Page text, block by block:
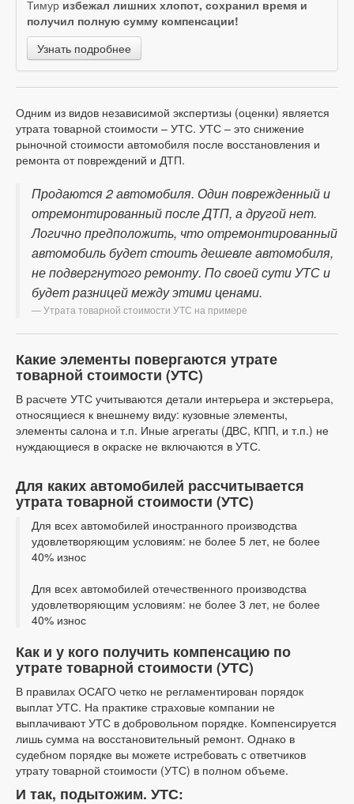
Тимур избежал лишних хлопот, сохранил время и
получил полную сумму компенсации!
Узнать подробнее
Одним из видов независимой экспертизы (оценки) является
утрата товарной стоимости – УТС. УТС – это снижение
рыночной стоимости автомобиля после восстановления и
ремонта от повреждений и ДТП.
Продаются 2 автомобиля. Один поврежденный и
отремонтированный после ДТП, а другой нет.
Логично предположить, что отремонтированный
автомобиль будет стоить дешевле автомобиля,
не подвергнутого ремонту. По своей сути УТС и
будет разницей между этими ценами.
Утрата товарной стоимости УТС на примере
Какие элементы повергаются утрате
товарной стоимости (УТС)
В расчете УТС учитываются детали интерьера и экстерьера,
относящиеся к внешнему виду: кузовные элементы,
элементы салона и т.п. Иные агрегаты (ДВС, КПП, и т.п.) не
нуждающиеся в окраске не включаются в УТС.
Для каких автомобилей рассчитывается
утрата товарной стоимости (УТС)
Для всех автомобилей иностранного производства
удовлетворяющим условиям: не более 5 лет, не более
40% износ
Для всех автомобилей отечественного производства
удовлетворяющим условиям: не более 3 лет, не более
40% износ
Как и у кого получить компенсацию по
утрате товарной стоимости (УТС)
В правилах ОСАГО четко не регламентирован порядок
выплат УТС. На практике страховые компании не
выплачивают УТС в добровольном порядке. Компенсируется
лишь сумма на восстановительный ремонт. Однако в
судебном порядке вы можете истребовать с ответчиков
утрату товарной стоимости (УТС) в полном объеме.
И так, подытожим. УТС: